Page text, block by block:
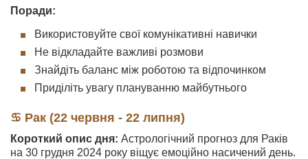
Поради:
Використовуйте свої комунікативні навички
Не відкладайте важливі розмови
Знайдіть баланс між роботою та відпочинком
Приділіть увагу плануванню майбутнього
♋ Рак (22 червня - 22 липня)
Короткий опис дня: Астрологічний прогноз для Раків
на 30 грудня 2024 року віщує емоційно насичений день.